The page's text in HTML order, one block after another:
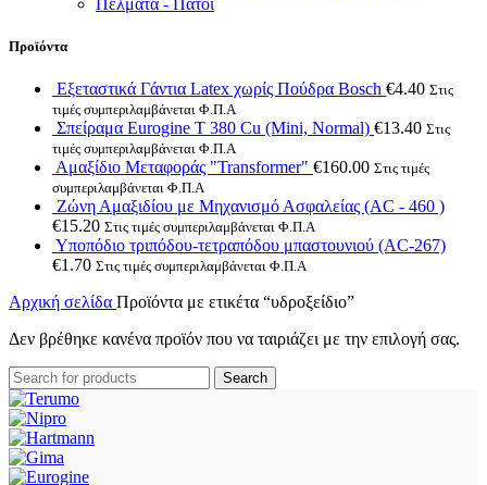
Πέλματα - Πάτοι
Προϊόντα
Εξεταστικά Γάντια Latex χωρίς Πούδρα Bosch €4.40 Στις
τιμές συμπεριλαμβάνεται Φ.Π.Α
Σπείραμα Eurogine Τ 380 Cu (Mini, Normal) €13.40 Στις
τιμές συμπεριλαμβάνεται Φ.Π.Α
Αμαξίδιο Μεταφοράς "Transformer" €160.00 Στις τιμές
συμπεριλαμβάνεται Φ.Π.Α
Ζώνη Αμαξιδίου με Μηχανισμό Ασφαλείας (AC - 460 )
€15.20 Στις τιμές συμπεριλαμβάνεται Φ.Π.Α
Υποπόδιο τριπόδου-τετραπόδου μπαστουνιού (AC-267)
€1.70 Στις τιμές συμπεριλαμβάνεται Φ.Π.Α
Αρχική σελίδα Προϊόντα με ετικέτα “υδροξείδιο”
Δεν βρέθηκε κανένα προϊόν που να ταιριάζει με την επιλογή σας.
Search